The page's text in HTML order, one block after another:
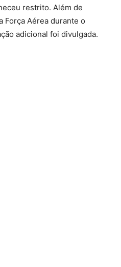
restrito. Além de
Força Aérea durante o
adicional foi divulgada.